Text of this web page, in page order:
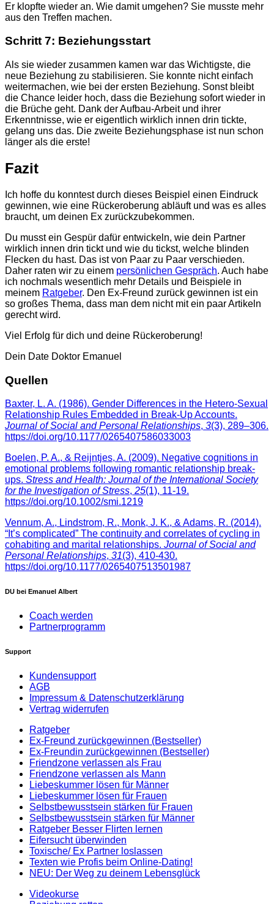
Er klopfte wieder an. Wie damit umgehen? Sie musste mehr
aus den Treffen machen.
Schritt 7: Beziehungsstart
Als sie wieder zusammen kamen war das Wichtigste, die
neue Beziehung zu stabilisieren. Sie konnte nicht einfach
weitermachen, wie bei der ersten Beziehung. Sonst bleibt
die Chance leider hoch, dass die Beziehung sofort wieder in
die Brüche geht. Dank der Aufbau-Arbeit und ihrer
Erkenntnisse, wie er eigentlich wirklich innen drin tickte,
gelang uns das. Die zweite Beziehungsphase ist nun schon
länger als die erste!
Fazit
Ich hoffe du konntest durch dieses Beispiel einen Eindruck
gewinnen, wie eine Rückeroberung abläuft und was es alles
braucht, um deinen Ex zurückzubekommen.
Du musst ein Gespür dafür entwickeln, wie dein Partner
wirklich innen drin tickt und wie du tickst, welche blinden
Flecken du hast. Das ist von Paar zu Paar verschieden.
Daher raten wir zu einem persönlichen Gespräch. Auch habe
ich nochmals wesentlich mehr Details und Beispiele in
meinem Ratgeber. Den Ex-Freund zurück gewinnen ist ein
so großes Thema, dass man dem nicht mit ein paar Artikeln
gerecht wird.
Viel Erfolg für dich und deine Rückeroberung!
Dein Date Doktor Emanuel
Quellen
Baxter, L. A. (1986). Gender Differences in the Hetero-Sexual
Relationship Rules Embedded in Break-Up Accounts.
Journal of Social and Personal Relationships, 3(3), 289–306.
https://doi.org/10.1177/0265407586033003
Boelen, P. A., & Reijntjes, A. (2009). Negative cognitions in
emotional problems following romantic relationship break‐
ups. Stress and Health: Journal of the International Society
for the Investigation of Stress, 25(1), 11-19.
https://doi.org/10.1002/smi.1219
Vennum, A., Lindstrom, R., Monk, J. K., & Adams, R. (2014).
“It’s complicated” The continuity and correlates of cycling in
cohabiting and marital relationships. Journal of Social and
Personal Relationships, 31(3), 410-430.
https://doi.org/10.1177/0265407513501987
DU bei Emanuel Albert
Coach werden
Partnerprogramm
Support
Kundensupport
AGB
Impressum & Datenschutzerklärung
Vertrag widerrufen
Ratgeber
Ex-Freund zurückgewinnen (Bestseller)
Ex-Freundin zurückgewinnen (Bestseller)
Friendzone verlassen als Frau
Friendzone verlassen als Mann
Liebeskummer lösen für Männer
Liebeskummer lösen für Frauen
Selbstbewusstsein stärken für Frauen
Selbstbewusstsein stärken für Männer
Ratgeber Besser Flirten lernen
Eifersucht überwinden
Toxische/ Ex Partner loslassen
Texten wie Profis beim Online-Dating!
NEU: Der Weg zu deinem Lebensglück
Videokurse